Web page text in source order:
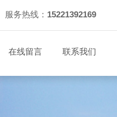
服务热线： 15221392169
在线留言 联系我们